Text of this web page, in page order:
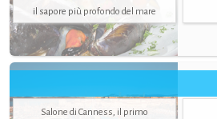
il sapore più profondo del mare
Salone di Canness, il primo